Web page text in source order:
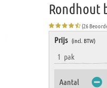
Rondhout
(26
Prijs (incl. BTW)
1 pak
Aantal